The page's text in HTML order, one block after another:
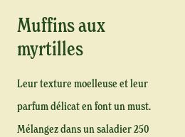
Muffins aux
myrtilles
Leur texture moelleuse et leur
parfum délicat en font un must.
Mélangez dans un saladier 250